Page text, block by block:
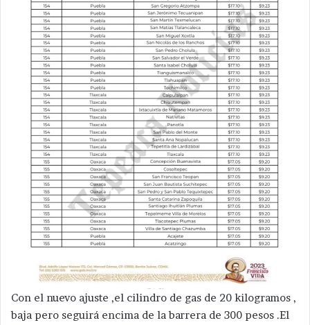
Con el nuevo ajuste ,el cilindro de gas de 20 kilogramos ,
baja pero seguirá encima de la barrera de 300 pesos .El